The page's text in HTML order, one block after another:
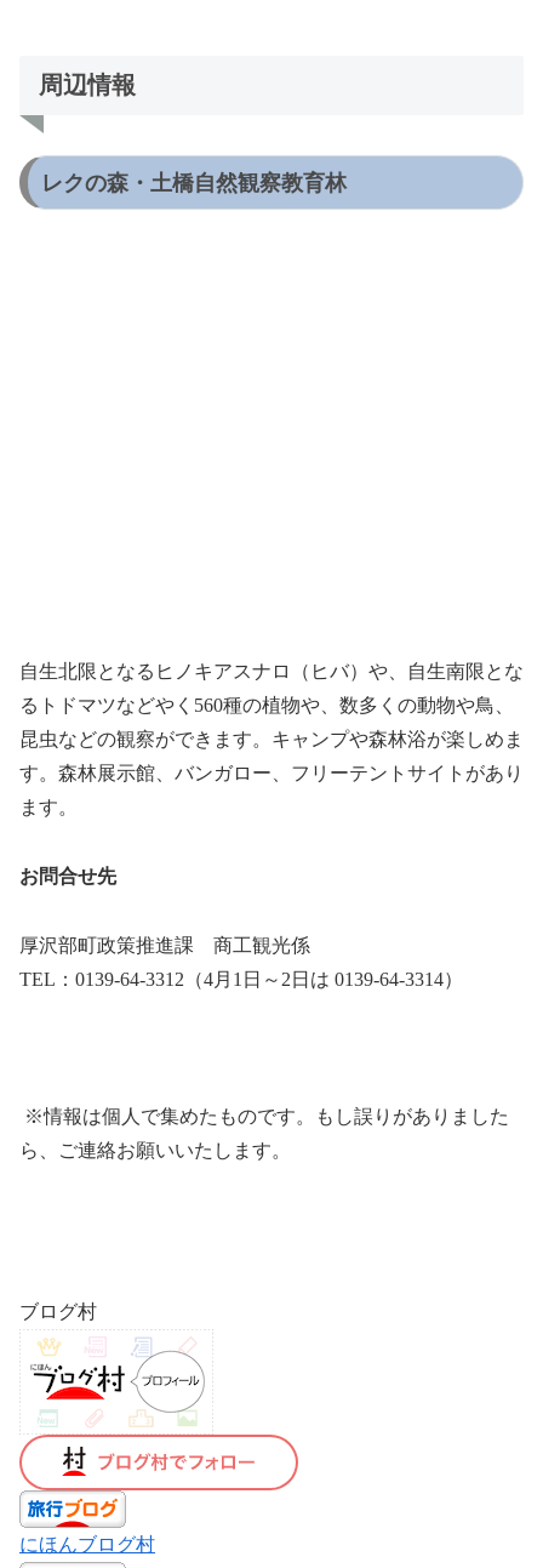
周辺情報
レクの森・土橋自然観察教育林
自生北限となるヒノキアスナロ（ヒバ）や、自生南限とな
るトドマツなどやく560種の植物や、数多くの動物や鳥、
昆虫などの観察ができます。キャンプや森林浴が楽しめま
す。森林展示館、バンガロー、フリーテントサイトがあり
ます。
お問合せ先
厚沢部町政策推進課 商工観光係
TEL：0139‐64‐3312（4月1日～2日は 0139-64-3314）
※情報は個人で集めたものです。もし誤りがありました
ら、ご連絡お願いいたします。
ブログ村
にほんブログ村